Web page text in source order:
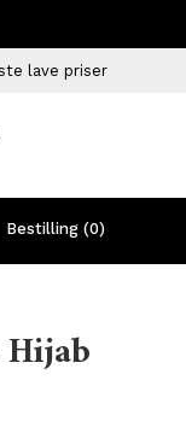
lave priser
Bestilling (0)